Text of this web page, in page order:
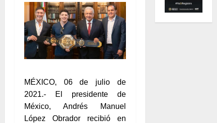
MÉXICO, 06 de julio de
2021.- El presidente de
México, Andrés Manuel
López Obrador recibió en